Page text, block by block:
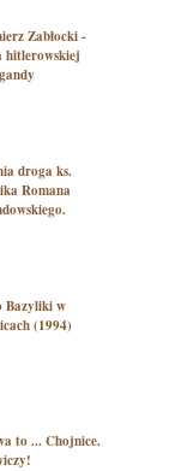
hitlerowskiej
Romana
(1994)